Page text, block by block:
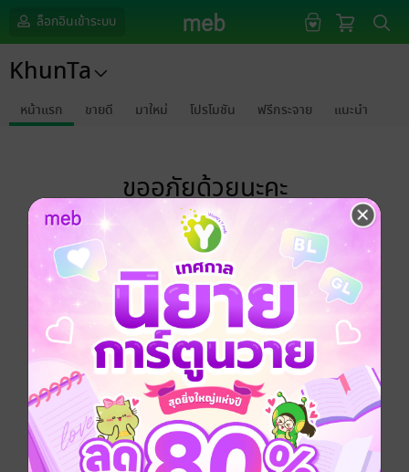
ล็อกอินเข้าระบบ
KhunTa
หน้าแรก ขายดี มาใหม่ โปรโมชัน ฟรีกระจาย แนะนำ
ขออภัยด้วยนะคะ
ไม่พบข้อมูลในหัวข้อที่คุณกำลังชมค่ะ